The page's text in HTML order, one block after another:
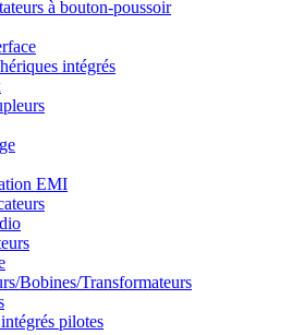
à bouton-poussoir
intégrés
EMI
Bobines/Transformateurs
pilotes